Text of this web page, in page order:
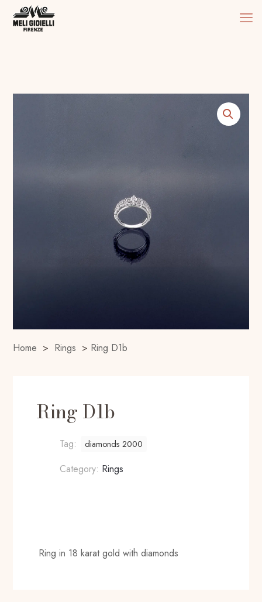
Home > Rings > Ring D1b
Ring D1b
Tag: diamonds 2000
Category: Rings
Ring in 18 karat gold with diamonds